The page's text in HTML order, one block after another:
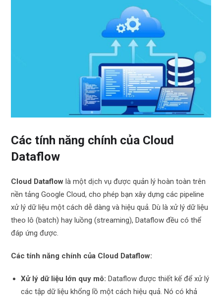
Các tính năng chính của Cloud
Dataflow
Cloud Dataflow là một dịch vụ được quản lý hoàn toàn trên
nền tảng Google Cloud, cho phép bạn xây dựng các pipeline
xử lý dữ liệu một cách dễ dàng và hiệu quả. Dù là xử lý dữ liệu
theo lô (batch) hay luồng (streaming), Dataflow đều có thể
đáp ứng được.
Các tính năng chính của Cloud Dataflow:
Xử lý dữ liệu lớn quy mô: Dataflow được thiết kế để xử lý
các tập dữ liệu khổng lồ một cách hiệu quả. Nó có khả